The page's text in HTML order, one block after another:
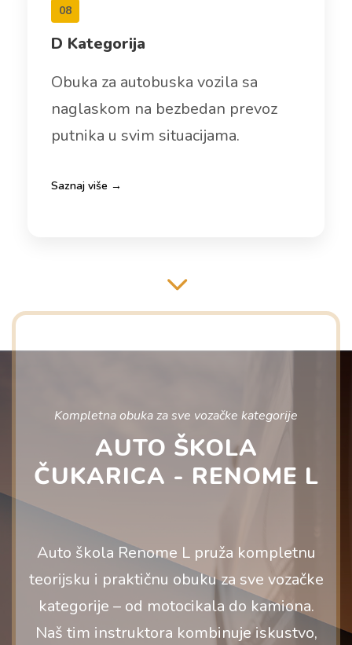
08
D Kategorija
Obuka za autobuska vozila sa
naglaskom na bezbedan prevoz
putnika u svim situacijama.
Saznaj više →
Kompletna obuka za sve vozačke kategorije
AUTO ŠKOLA
ČUKARICA - RENOME L
Auto škola Renome L pruža kompletnu
teorijsku i praktičnu obuku za sve vozačke
kategorije – od motocikala do kamiona.
Naš tim instruktora kombinuje iskustvo,